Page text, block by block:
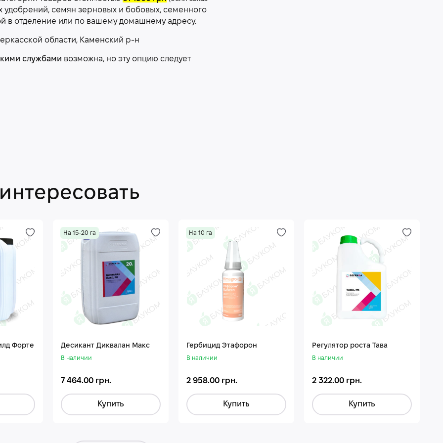
удобрений, семян зерновых и бобовых, семенного
в отделение или по вашему домашнему адресу.
области, Каменский р-н
службами возможна, но эту опцию следует
Форте
На 15-20 га
Десикант Диквалан Макс
В наличии
7 464.00 грн.
Купить
На 10 га
Гербицид Этафорон
В наличии
2 958.00 грн.
Купить
Регулятор роста Тава
В наличии
2 322.00 грн.
Купить